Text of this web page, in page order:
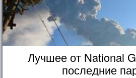
Лучшее от National
последние